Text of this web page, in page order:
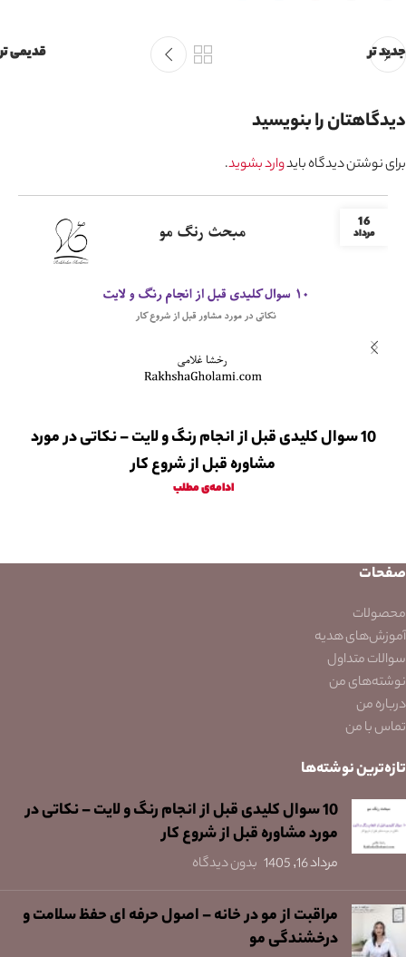
جدید تر قدیمی تر
دیدگاهتان را بنویسید
برای نوشتن دیدگاه بایدوارد بشوید.
16
مرداد
10 سوال کلیدی قبل از انجام رنگ و لایت – نکاتی در مورد
مشاوره قبل از شروع کار
ادامه‌ی مطلب
صفحات
محصولات
آموزش‌های هدیه
سوالات متداول
نوشته‌های من
درباره من
تماس با من
تازه‌ترین نوشته‌ها
10 سوال کلیدی قبل از انجام رنگ و لایت – نکاتی در
مورد مشاوره قبل از شروع کار
مرداد 16, 1405 بدون دیدگاه
مراقبت از مو در خانه – اصول حرفه ای حفظ سلامت و
درخشندگی مو